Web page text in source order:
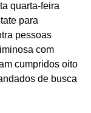
quarta-feira
para
pessoas
com
cumpridos oito
de busca